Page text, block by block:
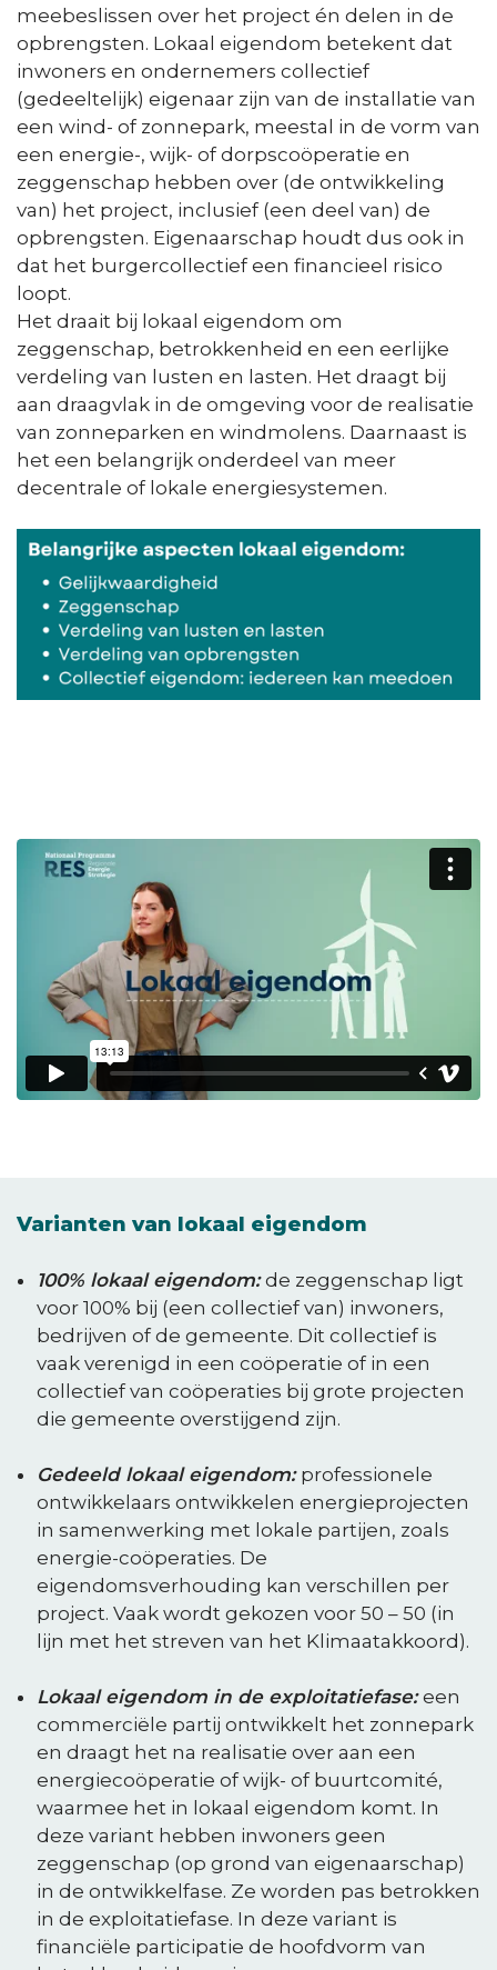
meebeslissen over het project én delen in de
opbrengsten. Lokaal eigendom betekent dat
inwoners en ondernemers collectief
(gedeeltelijk) eigenaar zijn van de installatie van
een wind- of zonnepark, meestal in de vorm van
een energie-, wijk- of dorpscoöperatie en
zeggenschap hebben over (de ontwikkeling
van) het project, inclusief (een deel van) de
opbrengsten. Eigenaarschap houdt dus ook in
dat het burgercollectief een financieel risico
loopt.
Het draait bij lokaal eigendom om
zeggenschap, betrokkenheid en een eerlijke
verdeling van lusten en lasten. Het draagt bij
aan draagvlak in de omgeving voor de realisatie
van zonneparken en windmolens. Daarnaast is
het een belangrijk onderdeel van meer
decentrale of lokale energiesystemen.
Hier staat een video die gebruik maakt
vanstatistics cookies.
KLIK HIER OM DIT TOE TE LATEN
Varianten van lokaal eigendom
100% lokaal eigendom:de zeggenschap ligt
voor 100% bij (een collectief van) inwoners,
bedrijven of de gemeente. Dit collectief is
vaak verenigd in een coöperatie of in een
collectief van coöperaties bij grote projecten
die gemeente overstijgend zijn.
Gedeeld lokaal eigendom: professionele
ontwikkelaars ontwikkelen energieprojecten
in samenwerking met lokale partijen, zoals
energie-coöperaties. De
eigendomsverhouding kan verschillen per
project. Vaak wordt gekozen voor 50 – 50 (in
lijn met het streven van het Klimaatakkoord).
Lokaal eigendom in de exploitatiefase:een
commerciële partij ontwikkelt het zonnepark
en draagt het na realisatie over aan een
energiecoöperatie of wijk- of buurtcomité,
waarmee het in lokaal eigendom komt. In
deze variant hebben inwoners geen
zeggenschap (op grond van eigenaarschap)
in de ontwikkelfase. Ze worden pas betrokken
in de exploitatiefase. In deze variant is
financiële participatie de hoofdvorm van